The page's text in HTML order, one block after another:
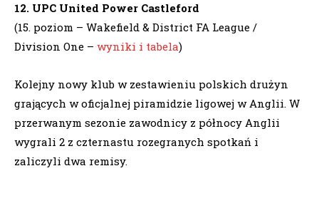
12. UPC United Power Castleford
(15. poziom – Wakefield & District FA League /
Division One – wyniki i tabela)
Kolejny nowy klub w zestawieniu polskich drużyn
grających w oficjalnej piramidzie ligowej w Anglii. W
przerwanym sezonie zawodnicy z północy Anglii
wygrali 2 z czternastu rozegranych spotkań i
zaliczyli dwa remisy.